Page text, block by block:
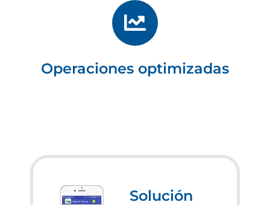
Operaciones optimizadas
Solución